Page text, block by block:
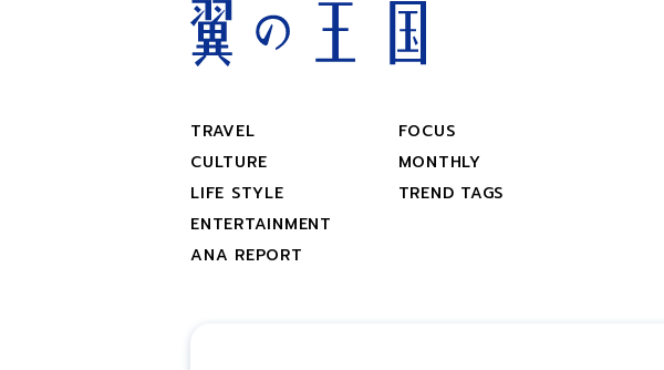
TRAVEL
CULTURE
LIFE STYLE
ENTERTAINMENT
ANA REPORT
FOCUS
MONTHLY
TREND TAGS